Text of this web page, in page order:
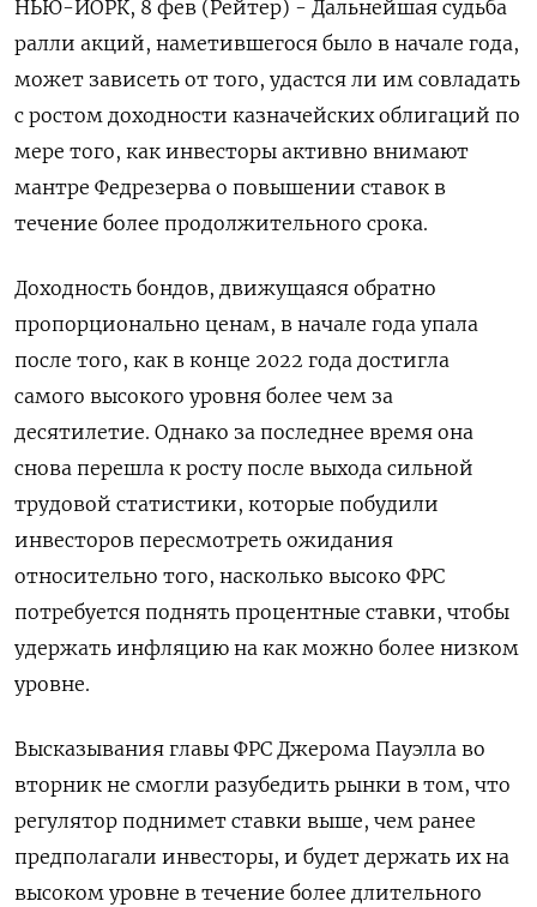
НЬЮ-ЙОРК, 8 фев (Рейтер) - Дальнейшая судьба
ралли акций, наметившегося было в начале года,
может зависеть от того, удастся ли им совладать
с ростом доходности казначейских облигаций по
мере того, как инвесторы активно внимают
мантре Федрезерва о повышении ставок в
течение более продолжительного срока.
Доходность бондов, движущаяся обратно
пропорционально ценам, в начале года упала
после того, как в конце 2022 года достигла
самого высокого уровня более чем за
десятилетие. Однако за последнее время она
снова перешла к росту после выхода сильной
трудовой статистики, которые побудили
инвесторов пересмотреть ожидания
относительно того, насколько высоко ФРС
потребуется поднять процентные ставки, чтобы
удержать инфляцию на как можно более низком
уровне.
Высказывания главы ФРС Джерома Пауэлла во
вторник не смогли разубедить рынки в том, что
регулятор поднимет ставки выше, чем ранее
предполагали инвесторы, и будет держать их на
высоком уровне в течение более длительного